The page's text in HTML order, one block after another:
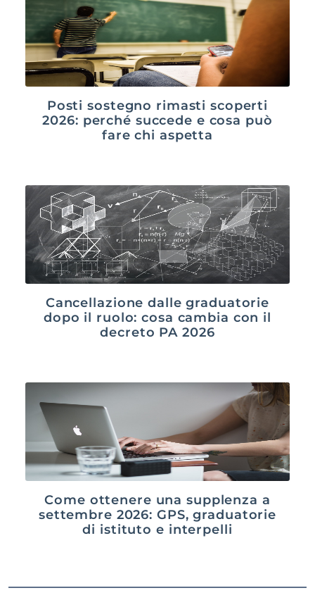
Posti sostegno rimasti scoperti
2026: perché succede e cosa può
fare chi aspetta
Cancellazione dalle graduatorie
dopo il ruolo: cosa cambia con il
decreto PA 2026
Come ottenere una supplenza a
settembre 2026: GPS, graduatorie
di istituto e interpelli